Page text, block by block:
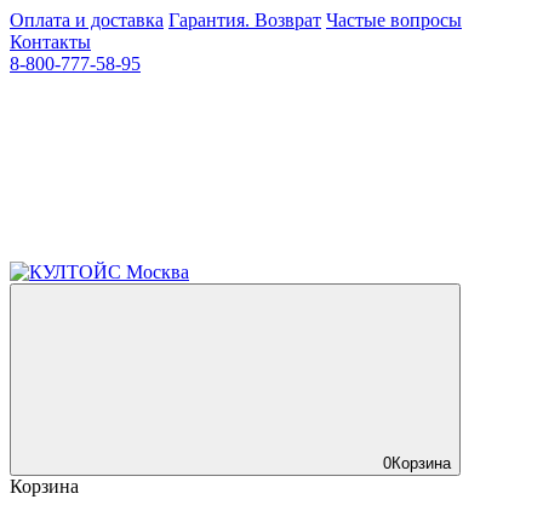
Оплата и доставка Гарантия. Возврат Частые вопросы
Контакты
8-800-777-58-95
0Корзина
Корзина